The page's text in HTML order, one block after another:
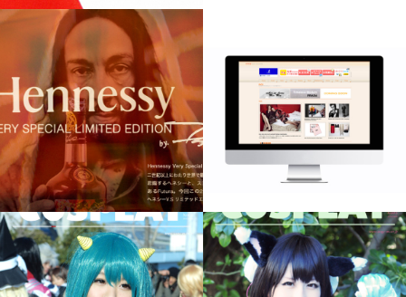
NeIL BarreTT
Hennessy
ファッションWEBマガ
ジン